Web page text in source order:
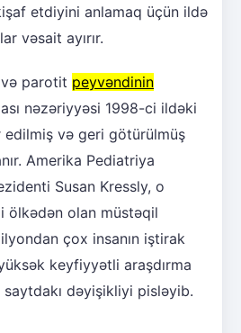
etdiyini anlamaq üçün ildə
vəsait ayırır.
və parotit peyvəndinin
nəzəriyyəsi 1998-ci ildəki
edilmiş və geri götürülmüş
Amerika Pediatriya
Susan Kressly, o
ölkədən olan müstəqil
çox insanın iştirak
keyfiyyətli araşdırma
saytdakı dəyişikliyi pisləyib.